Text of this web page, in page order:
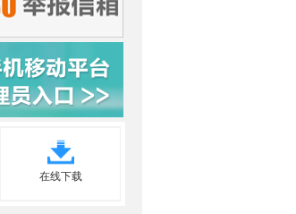
在线下载